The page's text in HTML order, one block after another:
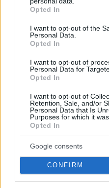
grant or deny consent to
use your data for below
consent section.
Opted In
I want to opt-out of the
Personal Data.
Opted In
I want to opt-out of
Personal Data for
Opted In
I want to opt-out of
Retention, Sale, and/or
Personal Data that Is
Purposes for which it
Opted In
Google consents
CONFIRM
καλύτερο έλεγχο του
το λίπος στην κοιλιά
06.08.2026, 08:01